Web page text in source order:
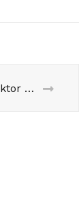
5. Miben jó Orbán Viktor és ki az a Ségolène Royal?